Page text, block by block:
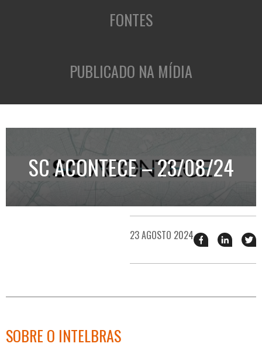
FONTES
PUBLICADO NA MÍDIA
SC ACONTECE – 23/08/24
23 AGOSTO 2024 Compartilhar
esse
no
esse
no
SOBRE O INTELBRAS